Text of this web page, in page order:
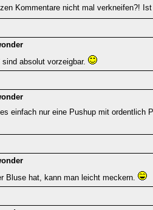
Kommentare nicht mal verkneifen?! Ist
absolut vorzeigbar.
einfach nur eine Pushup mit ordentlich
Bluse hat, kann man leicht meckern.